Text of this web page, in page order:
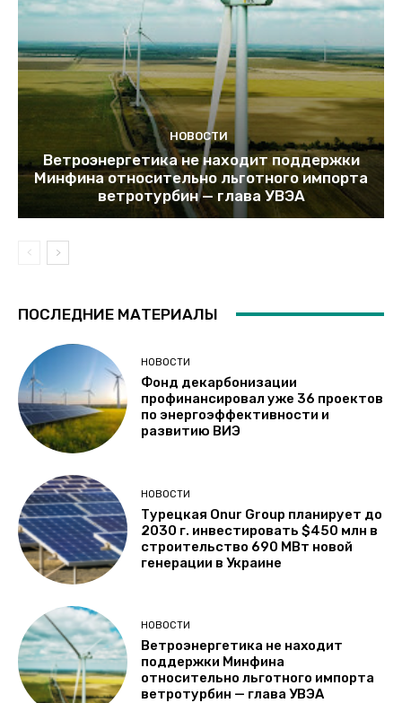
НОВОСТИ
Ветроэнергетика не находит поддержки
Минфина относительно льготного импорта
ветротурбин — глава УВЭА
ПОСЛЕДНИЕ МАТЕРИАЛЫ
НОВОСТИ
Фонд декарбонизации
профинансировал уже 36 проектов
по энергоэффективности и
развитию ВИЭ
НОВОСТИ
Турецкая Onur Group планирует до
2030 г. инвестировать $450 млн в
строительство 690 МВт новой
генерации в Украине
НОВОСТИ
Ветроэнергетика не находит
поддержки Минфина
относительно льготного импорта
ветротурбин — глава УВЭА